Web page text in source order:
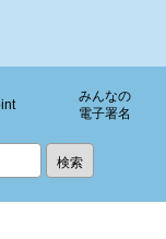
みんなの
電子署名